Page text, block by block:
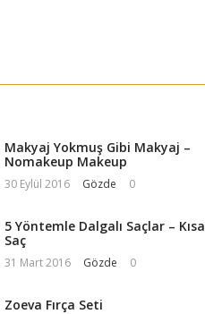
Makyaj Yokmuş Gibi Makyaj –
Nomakeup Makeup
30 Eylül 2016 Gözde 0
5 Yöntemle Dalgalı Saçlar – Kısa
Saç
31 Mart 2016 Gözde 0
Zoeva Fırça Seti